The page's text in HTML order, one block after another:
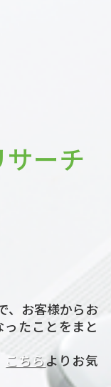
ーチ
、お客様からお
たことをまと
こちらよりお気